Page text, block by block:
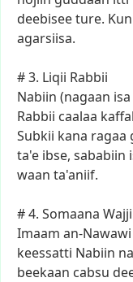
deebiseeture.
agarsiisa.
#3. Liqii Rabbii
Nabiin (nagaan isa
Rabbii caalaa
Subkii kana ragaa
ta'e ibse, sababiin
waan ta'aniif.
#4. Somaana
Imaam an-Nawawi
keessatti Nabiin
beekaan cabsu